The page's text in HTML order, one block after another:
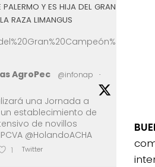
Y ES HIJA DEL GRAN
RAZA LIMANGUS
AgroPec @infonap
·
una Jornada a
establecimiento de
de novillos
@HolandoACHA
1 Twitter